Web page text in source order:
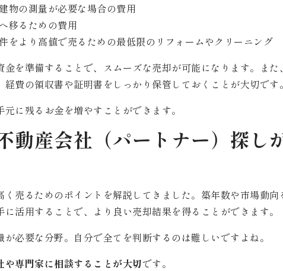
物の測量が必要な場合の費用
移るための費用
をより高値で売るための最低限のリフォームやクリーニング
金を準備することで、スムーズな売却が可能になります。また
費の領収書や証明書をしっかり保管しておくことが大切です。
に残るお金を増やすことができます。
動産会社（パートナー）探し
く売るためのポイントを解説してきました。築年数や市場動向
活用することで、より良い売却結果を得ることができます。
必要な分野。自分で全てを判断するのは難しいですよね。
や専門家に相談することが大切です。